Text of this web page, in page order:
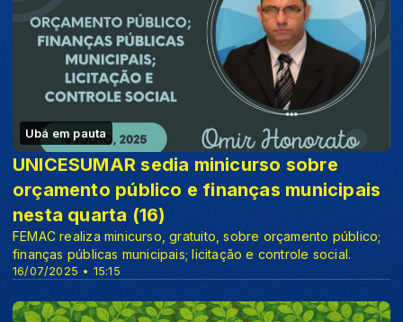
Ubá em pauta
16/07/2025 • 15:15
UNICESUMAR sedia minicurso sobre
orçamento público e finanças municipais
nesta quarta (16)
FEMAC realiza minicurso, gratuito, sobre orçamento público;
finanças públicas municipais; licitação e controle social.